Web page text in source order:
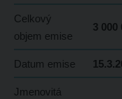
Celkový
objem emise
3 000
Datum emise
Jmenovitá